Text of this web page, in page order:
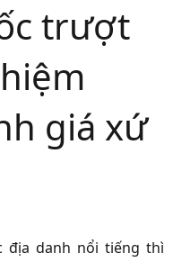
trượt
giá xứ
địa danh nổi tiếng thì